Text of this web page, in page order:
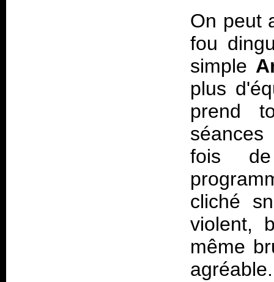
On peut
fou
simple
plus
prend
séances
fois
cliché
violent,
même